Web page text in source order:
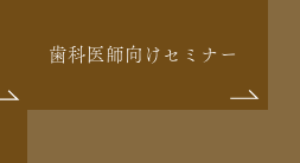
歯科医師向けセミナー